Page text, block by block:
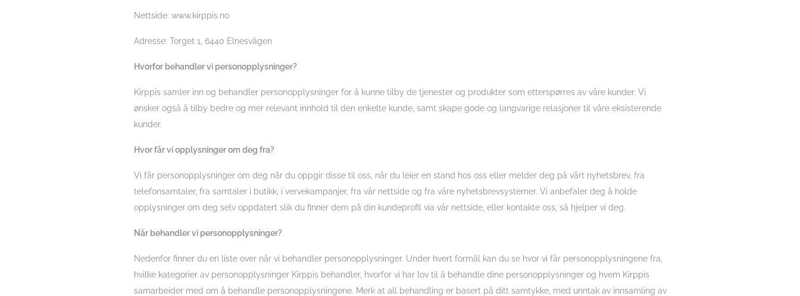
Nettside: www.kirppis.no
Adresse: Torget 1, 6440 Elnesvågen
Hvorfor behandler vi personopplysninger?
Kirppis samler inn og behandler personopplysninger for å kunne tilby de tjenester og produkter som etterspørres av våre kunder. Vi
ønsker også å tilby bedre og mer relevant innhold til den enkelte kunde, samt skape gode og langvarige relasjoner til våre eksisterende
kunder.
Hvor får vi opplysninger om deg fra?
Vi får personopplysninger om deg når du oppgir disse til oss, når du leier en stand hos oss eller melder deg på vårt nyhetsbrev, fra
telefonsamtaler, fra samtaler i butikk, i vervekampanjer, fra vår nettside og fra våre nyhetsbrevsystemer. Vi anbefaler deg å holde
opplysninger om deg selv oppdatert slik du finner dem på din kundeprofil via vår nettside, eller kontakte oss, så hjelper vi deg.
Når behandler vi personopplysninger?
Nedenfor finner du en liste over når vi behandler personopplysninger. Under hvert formål kan du se hvor vi får personopplysningene fra,
hvilke kategorier av personopplysninger Kirppis behandler, hvorfor vi har lov til å behandle dine personopplysninger og hvem Kirppis
samarbeider med om å behandle personopplysningene. Merk at all behandling er basert på ditt samtykke, med unntak av innsamling av